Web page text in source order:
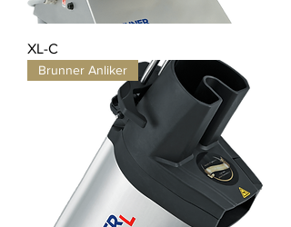
XL-C
Brunner Anliker